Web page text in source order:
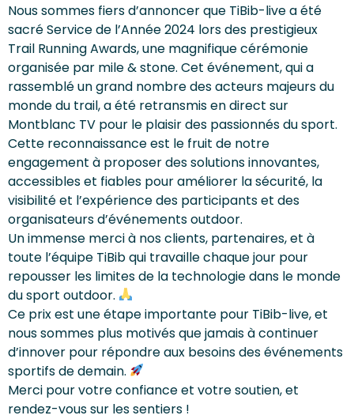
Nous sommes fiers d’annoncer que TiBib-live a été
sacré Service de l’Année 2024 lors des prestigieux
Trail Running Awards, une magnifique cérémonie
organisée par mile & stone. Cet événement, qui a
rassemblé un grand nombre des acteurs majeurs du
monde du trail, a été retransmis en direct sur
Montblanc TV pour le plaisir des passionnés du sport.
Cette reconnaissance est le fruit de notre
engagement à proposer des solutions innovantes,
accessibles et fiables pour améliorer la sécurité, la
visibilité et l’expérience des participants et des
organisateurs d’événements outdoor.
Un immense merci à nos clients, partenaires, et à
toute l’équipe TiBib qui travaille chaque jour pour
repousser les limites de la technologie dans le monde
du sport outdoor.
Ce prix est une étape importante pour TiBib-live, et
nous sommes plus motivés que jamais à continuer
d’innover pour répondre aux besoins des événements
sportifs de demain.
Merci pour votre confiance et votre soutien, et
rendez-vous sur les sentiers !